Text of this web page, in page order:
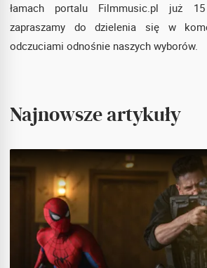
łamach portalu Filmmusic.pl już
zapraszamy do dzielenia się w
odczuciami odnośnie naszych wyborów.
Najnowsze artykuły